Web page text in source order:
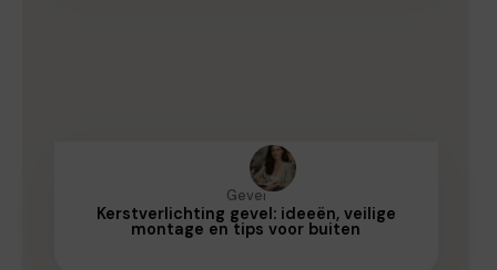
Gevel
Kerstverlichting gevel: ideeën, veilige
montage en tips voor buiten